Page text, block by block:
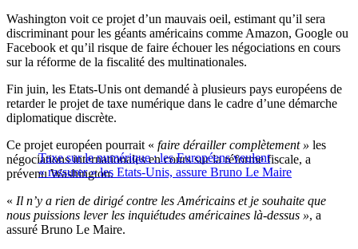
Washington voit ce projet d’un mauvais oeil, estimant qu’il sera
discriminant pour les géants américains comme Amazon, Google ou
Facebook et qu’il risque de faire échouer les négociations en cours
sur la réforme de la fiscalité des multinationales.
Fin juin, les Etats-Unis ont demandé à plusieurs pays européens de
retarder le projet de taxe numérique dans le cadre d’une démarche
diplomatique discrète.
Taxe sur le numérique : les Européens veulent
« rassurer » les Etats-Unis, assure Bruno Le Maire
Ce projet européen pourrait « faire dérailler complètement » les
négociations internationales en cours sur la réforme fiscale, a
prévenu Washington.
« Il n’y a rien de dirigé contre les Américains et je souhaite que
nous puissions lever les inquiétudes américaines là-dessus », a
assuré Bruno Le Maire.